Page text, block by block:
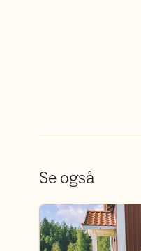
Se også
Bli frivillig i DNT Indre